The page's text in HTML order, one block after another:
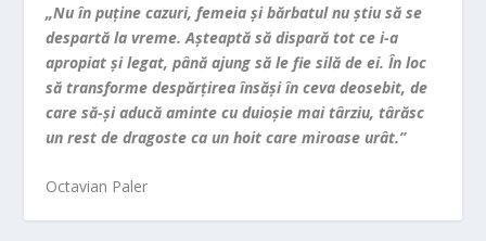
„Nu în puţine cazuri, femeia şi bărbatul nu ştiu să se
despartă la vreme. Aşteaptă să dispară tot ce i-a
apropiat şi legat, până ajung să le fie silă de ei. În loc
să transforme despărţirea însăşi în ceva deosebit, de
care să-şi aducă aminte cu duioşie mai târziu, târăsc
un rest de dragoste ca un hoit care miroase urât.”
Octavian Paler